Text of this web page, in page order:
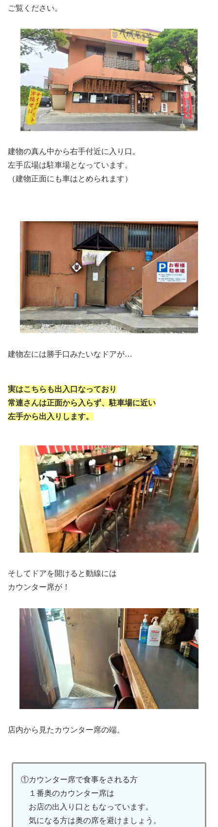
ご覧ください。
建物の真ん中から右手付近に入り口。
左手広場は駐車場となっています。
（建物正面にも車はとめられます）
建物左には勝手口みたいなドアが…
実はこちらも出入口なっており
常連さんは正面から入らず、駐車場に近い
左手から出入りします。
そしてドアを開けると動線には
カウンター席が！
店内から見たカウンター席の端。
①カウンター席で食事をされる方
１番奥のカウンター席は
お店の出入り口ともなっています。
気になる方は奥の席を避けましょう。